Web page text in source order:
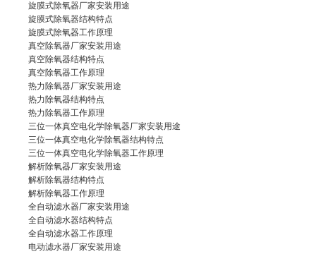
旋膜式除氧器厂家安装用途
旋膜式除氧器结构特点
旋膜式除氧器工作原理
真空除氧器厂家安装用途
真空除氧器结构特点
真空除氧器工作原理
热力除氧器厂家安装用途
热力除氧器结构特点
热力除氧器工作原理
三位一体真空电化学除氧器厂家安装用途
三位一体真空电化学除氧器结构特点
三位一体真空电化学除氧器工作原理
解析除氧器厂家安装用途
解析除氧器结构特点
解析除氧器工作原理
全自动滤水器厂家安装用途
全自动滤水器结构特点
全自动滤水器工作原理
电动滤水器厂家安装用途